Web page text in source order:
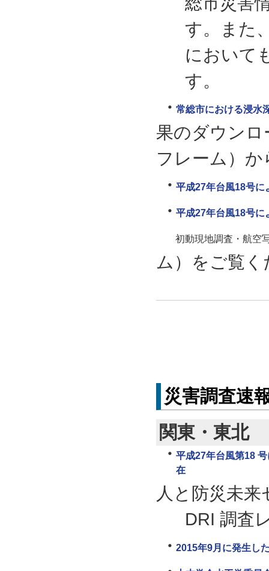
す。また
において
す。
常総市における浸水
果のダウンロ
フレーム）
平成27年台風18号に
平成27年台風18号に
初動現地調査・航空
ム）をご覧く
災害調査速
関東・東北
平成27年台風第18
在
人と防災未来
DRI 調査
2015年9月に発生し